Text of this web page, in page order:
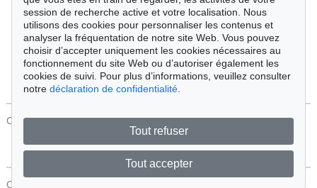
Objets vendus
Chercher
CONTACT Protection Des Données
CONTACT
session de recherche active et votre localisation. Nous
utilisons des cookies pour personnaliser les contenus et
analyser la fréquentation de notre site Web. Vous pouvez
choisir d’accepter uniquement les cookies nécessaires au
fonctionnement du site Web ou d’autoriser également les
cookies de suivi. Pour plus d’informations, veuillez consulter
notre déclaration de confidentialité
Tout refuser
Tout accepter